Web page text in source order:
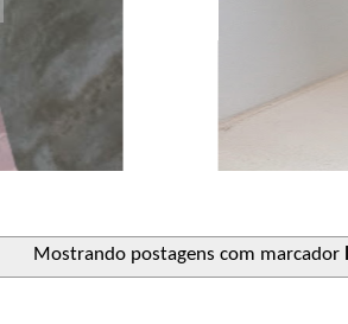
Mostrando postagens com marcador